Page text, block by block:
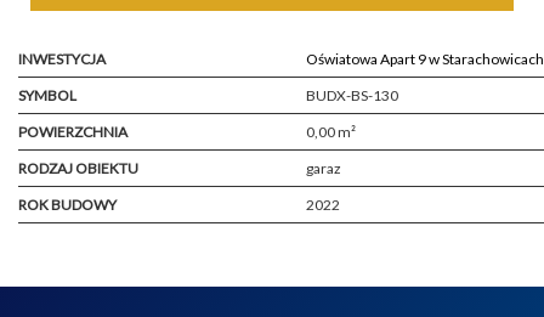
INWESTYCJA
Oświatowa Apart 9 w Starachowicach
SYMBOL
BUDX-BS-130
POWIERZCHNIA
0,00 m²
RODZAJ OBIEKTU
garaz
ROK BUDOWY
2022